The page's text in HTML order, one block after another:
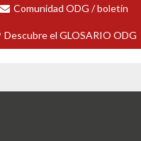
Comunidad ODG / boletín
Descubre el GLOSARIO ODG